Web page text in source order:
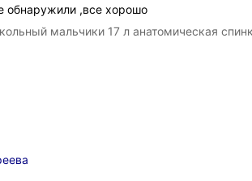
обнаружили ,все хорошо
мальчики 17 л анатомическая